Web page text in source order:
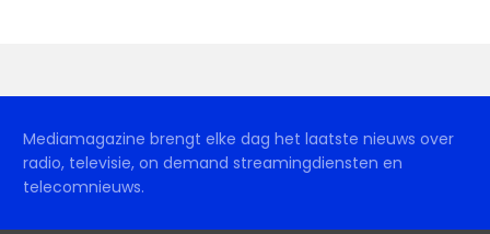
Mediamagazine brengt elke dag het laatste nieuws over
radio, televisie, on demand streamingdiensten en
telecomnieuws.